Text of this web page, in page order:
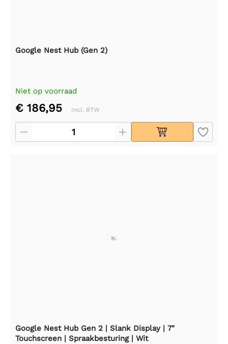
Google Nest Hub (Gen 2)
Niet op voorraad
€ 186,95 Incl. BTW
Google Nest Hub Gen 2 | Slank Display | 7"
Touchscreen | Spraakbesturing | Wit